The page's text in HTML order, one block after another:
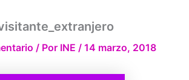
/ Por INE / 14 marzo, 2018